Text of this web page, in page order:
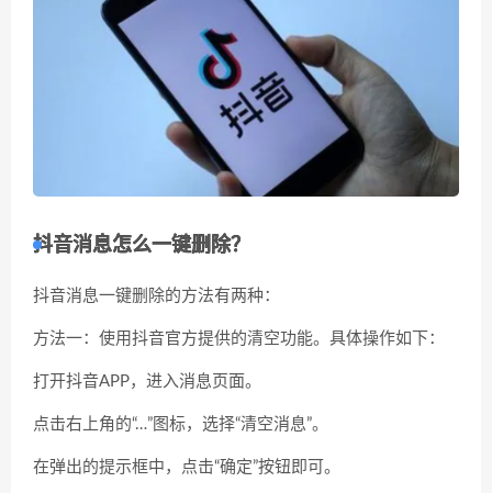
抖音消息怎么一键删除？
抖音消息一键删除的方法有两种：
方法一：使用抖音官方提供的清空功能。具体操作如下：
打开抖音APP，进入消息页面。
点击右上角的“…”图标，选择“清空消息”。
在弹出的提示框中，点击“确定”按钮即可。